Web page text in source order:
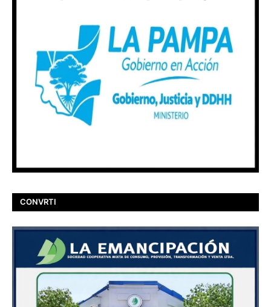
CONVRTI